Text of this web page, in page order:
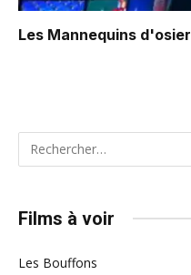
Les Mannequins d'osier
Films à voir
Les Bouffons